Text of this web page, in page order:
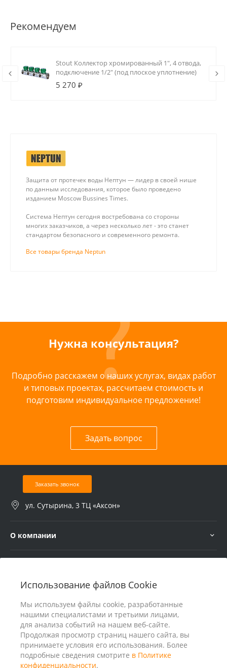
Использование файлов Cookie
Мы используем файлы cookie, разработанные
нашими специалистами и третьими лицами,
для анализа событий на нашем веб-сайте.
Продолжая просмотр страниц нашего сайта, вы
принимаете условия его использования. Более
подробные сведения смотрите в Политике
конфиденциальности.
Рекомендуем
Stout Коллектор хромированный 1", 4 отвода,
подключение 1/2" (под плоское уплотнение)
5 270 ₽
Защита от протечек воды Нептун — лидер в своей нише
по данным исследования, которое было проведено
изданием Moscow Bussines Times.
Система Нептун сегодня востребована со стороны
многих заказчиков, а через несколько лет - это станет
стандартом безопасного и современного ремонта.
Все товары бренда Neptun
Нужна консультация?
Подробно расскажем о наших услугах, видах работ
и типовых проектах, рассчитаем стоимость и
подготовим индивидуальное предложение!
Задать вопрос
Заказать звонок
ул. Сутырина, 3 ТЦ «Аксон»
О компании